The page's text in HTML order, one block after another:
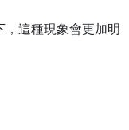
，這種現象會更加明